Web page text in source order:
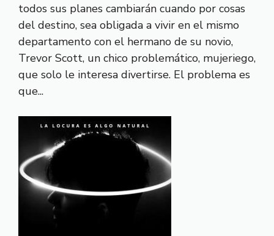
todos sus planes cambiarán cuando por cosas
del destino, sea obligada a vivir en el mismo
departamento con el hermano de su novio,
Trevor Scott, un chico problemático, mujeriego,
que solo le interesa divertirse. El problema es
que...